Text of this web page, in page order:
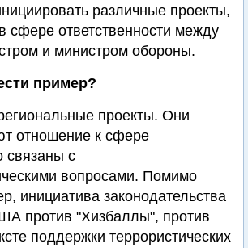
различные проекты,
сфере ответственности между
и министром обороны.
пример?
проекты. Они
отношение к сфере
связаны с
вопросами. Помимо
инициатива законодательства
против "Хизбаллы", против
поддержки террористических